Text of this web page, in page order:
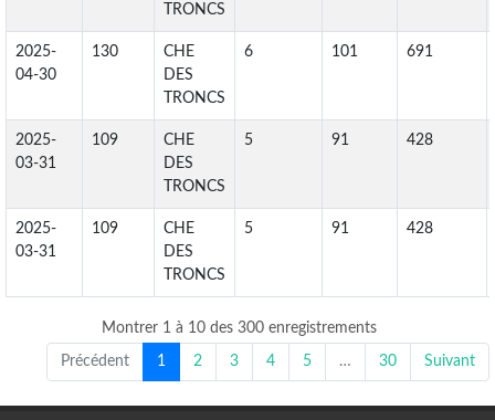
TRONCS
2025-
04-30
130
CHE
DES
TRONCS
6 101 691
2025-
03-31
109
CHE
DES
TRONCS
5 91 428
2025-
03-31
109
CHE
DES
TRONCS
5 91 428
Montrer 1 à 10 des 300 enregistrements
Précédent 1 2 3 4 5 … 30 Suivant